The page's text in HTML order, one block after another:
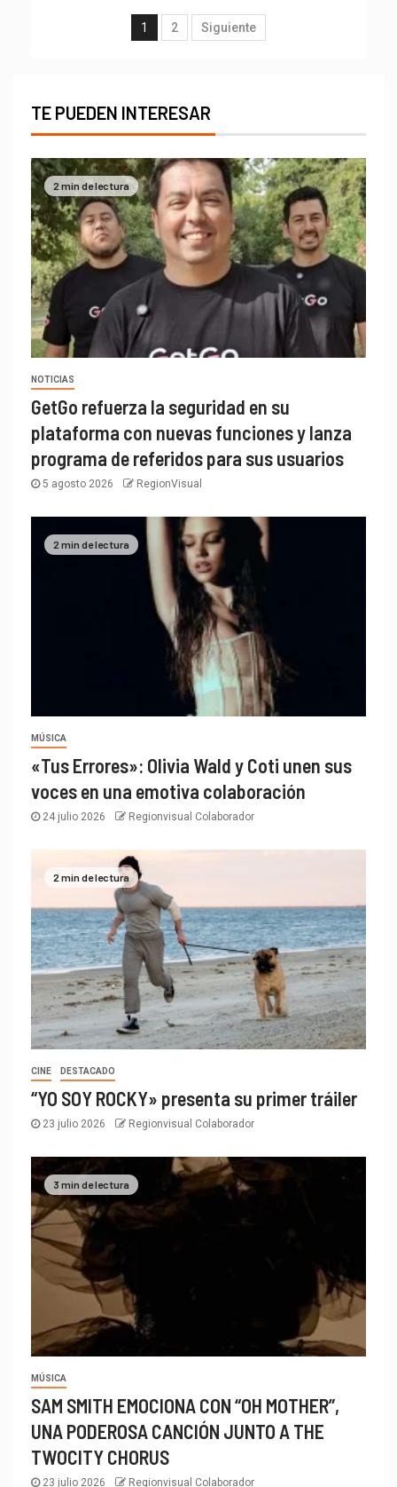
1 2 Siguiente
TE PUEDEN INTERESAR
2 min de lectura
NOTICIAS
GetGo refuerza la seguridad en su
plataforma con nuevas funciones y lanza
programa de referidos para sus usuarios
5 agosto 2026 RegionVisual
2 min de lectura
MÚSICA
«Tus Errores»: Olivia Wald y Coti unen sus
voces en una emotiva colaboración
24 julio 2026 Regionvisual Colaborador
2 min de lectura
CINE DESTACADO
“YO SOY ROCKY» presenta su primer tráiler
23 julio 2026 Regionvisual Colaborador
3 min de lectura
MÚSICA
SAM SMITH EMOCIONA CON “OH MOTHER”,
UNA PODEROSA CANCIÓN JUNTO A THE
TWOCITY CHORUS
23 julio 2026 Regionvisual Colaborador